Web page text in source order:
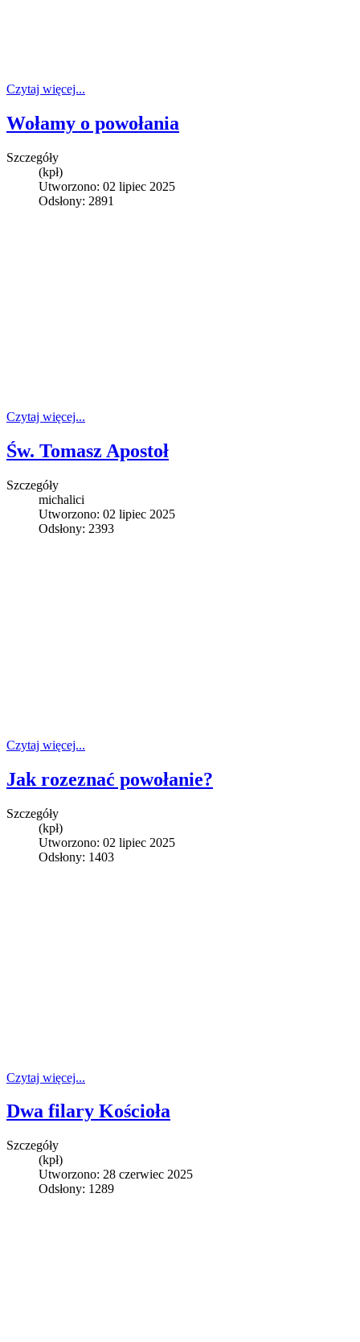
Czytaj więcej...
Wołamy o powołania
Szczegóły
(kpł)
Utworzono: 02 lipiec 2025
Odsłony: 2891
Czytaj więcej...
Św. Tomasz Apostoł
Szczegóły
michalici
Utworzono: 02 lipiec 2025
Odsłony: 2393
Czytaj więcej...
Jak rozeznać powołanie?
Szczegóły
(kpł)
Utworzono: 02 lipiec 2025
Odsłony: 1403
Czytaj więcej...
Dwa filary Kościoła
Szczegóły
(kpł)
Utworzono: 28 czerwiec 2025
Odsłony: 1289